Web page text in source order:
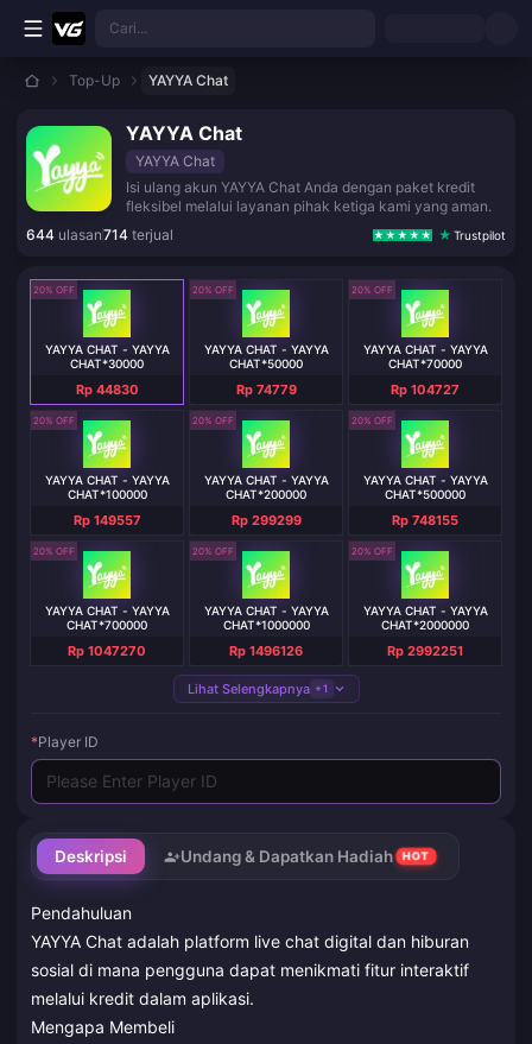
Lewati ke konten utama
Cari...
Top-Up YAYYA Chat
YAYYA Chat
YAYYA Chat
Isi ulang akun YAYYA Chat Anda dengan paket kredit
fleksibel melalui layanan pihak ketiga kami yang aman.
644 ulasan714 terjual Trustpilot
Deskripsi Undang & Dapatkan Hadiah HOT
Pendahuluan
YAYYA Chat adalah platform live chat digital dan hiburan
sosial di mana pengguna dapat menikmati fitur interaktif
melalui kredit dalam aplikasi.
Mengapa Membeli
20% OFF
YAYYA CHAT - YAYYA
CHAT*30000
Rp 44830
20% OFF
YAYYA CHAT - YAYYA
CHAT*50000
Rp 74779
20% OFF
YAYYA CHAT - YAYYA
CHAT*70000
Rp 104727
20% OFF
YAYYA CHAT - YAYYA
CHAT*100000
Rp 149557
20% OFF
YAYYA CHAT - YAYYA
CHAT*200000
Rp 299299
20% OFF
YAYYA CHAT - YAYYA
CHAT*500000
Rp 748155
20% OFF
YAYYA CHAT - YAYYA
CHAT*700000
Rp 1047270
20% OFF
YAYYA CHAT - YAYYA
CHAT*1000000
Rp 1496126
20% OFF
YAYYA CHAT - YAYYA
CHAT*2000000
Rp 2992251
Lihat Selengkapnya +1
*Player ID